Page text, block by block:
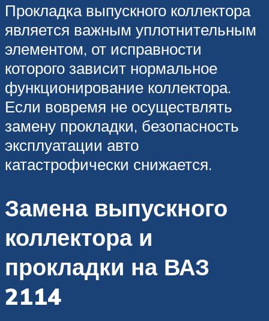
Прокладка выпускного коллектора
является важным уплотнительным
элементом, от исправности
которого зависит нормальное
функционирование коллектора.
Если вовремя не осуществлять
замену прокладки, безопасность
эксплуатации авто
катастрофически снижается.
Замена выпускного
коллектора и
прокладки на ВАЗ
2114